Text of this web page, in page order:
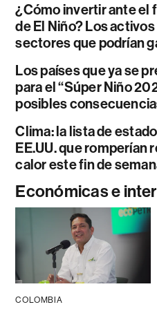
¿Cómo invertir ante el
de El Niño? Los activos
sectores que podrían
Los países que ya se
para el “Súper Niño
posibles
Clima: la lista de
EE.UU. que romperían
calor este fin de
Económicas e
COLOMBIA